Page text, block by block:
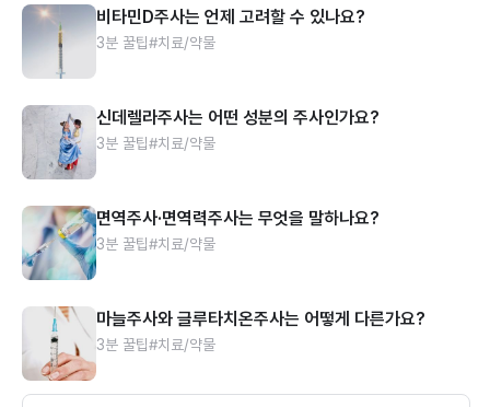
비타민D주사는 언제 고려할 수 있나요?
3분 꿀팁#치료/약물
신데렐라주사는 어떤 성분의 주사인가요?
3분 꿀팁#치료/약물
면역주사·면역력주사는 무엇을 말하나요?
3분 꿀팁#치료/약물
마늘주사와 글루타치온주사는 어떻게 다른가요?
3분 꿀팁#치료/약물